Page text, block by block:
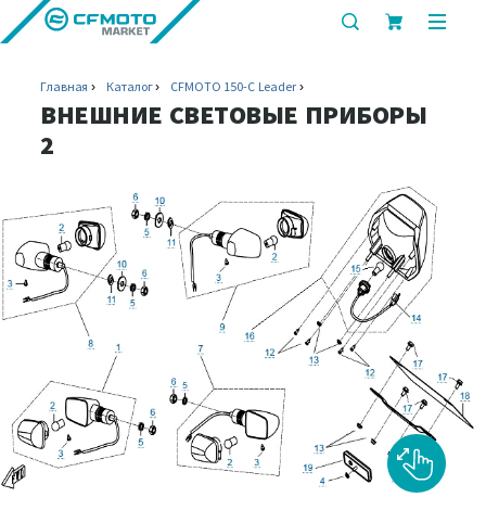
показать
поиска
Главная Каталог CFMOTO 150-C Leader
ВНЕШНИЕ СВЕТОВЫЕ ПРИБОРЫ
2